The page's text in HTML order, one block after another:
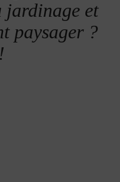
jardinage et
paysager ?